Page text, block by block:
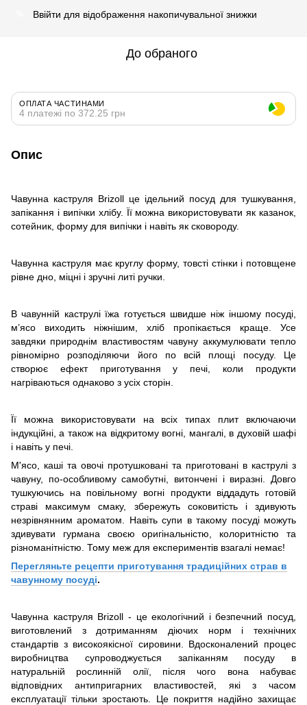
Ввійти для відображення накопичувальної знижки
До обраного
ОПЛАТА ЧАСТИНАМИ
4 платежі по 372.25 грн
Опис
Чавунна каструля Brizoll це ідельний посуд для тушкування,
запікання і випічки хлібу. Її можна використовувати як казанок,
сотейник, форму для випічки і навіть як сковороду.
Чавунна каструля має круглу форму, товсті стінки і потовщене
рівне дно, міцні і зручні литі ручки.
В чавунній каструлі їжа готується швидше ніж іншому посуді,
м’ясо виходить ніжнішим, хліб пропікається краще. Усе
завдяки природнім властивостям чавуну аккумулювати тепло
рівномірно розподіляючи його по всій площі посуду. Це
створює ефект приготування у печі, коли продукти
нагріваються однаково з усіх сторін.
Її можна використовувати на всіх типах плит включаючи
індукційні, а також на відкритому вогні, мангалі, в духовій шафі
і навіть у печі.
М'ясо, каші та овочі протушковані та приготовані в каструлі з
чавуну, по-особливому самобутні, витончені і виразні. Довго
тушкуючись на повільному вогні продукти віддадуть готовій
страві максимум смаку, збережуть соковитість і здивують
незрівнянним ароматом. Навіть супи в такому посуді можуть
здивувати гурмана своєю оригінальністю, колоритністю та
різноманітністю. Тому меж для експериментів взагалі немає!
Перегляньте рецепти приготування традиційних страв в
чавунному посуді.
Чавунна каструля Brizoll - це екологічний і безпечний посуд,
виготовлений з дотриманням діючих норм і технічних
стандартів з високоякісної сировини. Вдосконалений процес
виробництва супроводжується запіканням посуду в
натуральній рослинній олії, після чого вона набуває
відповідних антипригарних властивостей, які з часом
експлуатації тільки зростають. Це покриття надійно захищає